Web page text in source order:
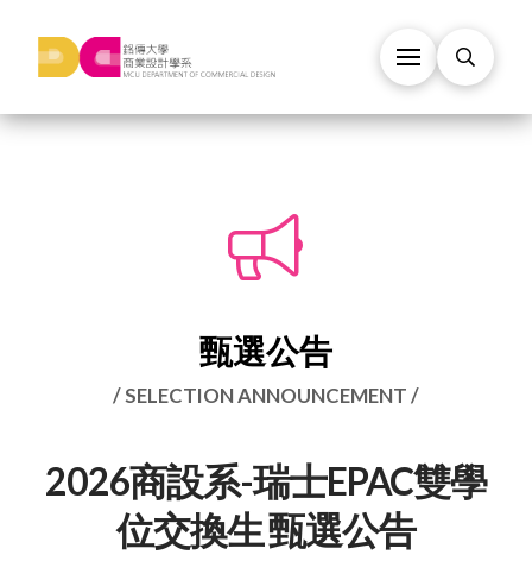
甄選公告
/ SELECTION ANNOUNCEMENT /
2026商設系-瑞士EPAC雙學
位交換生 甄選公告